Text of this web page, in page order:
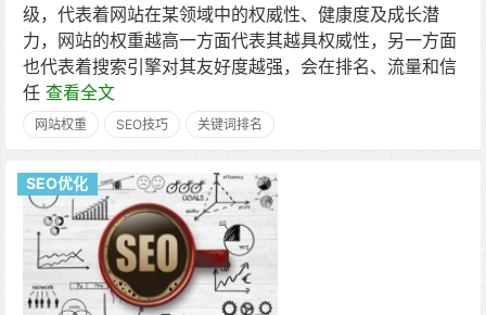
级，代表着网站在某领域中的权威性、健康度及成长潜
力，网站的权重越高一方面代表其越具权威性，另一方面
也代表着搜索引擎对其友好度越强，会在排名、流量和信
任 查看全文
网站权重 SEO技巧 关键词排名
SEO优化